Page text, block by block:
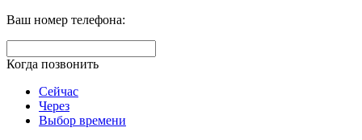
Ваш номер телефона:
Когда позвонить
Сейчас
Через
Выбор времени